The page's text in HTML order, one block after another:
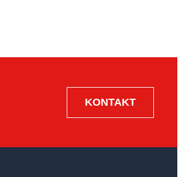
KONTAKT